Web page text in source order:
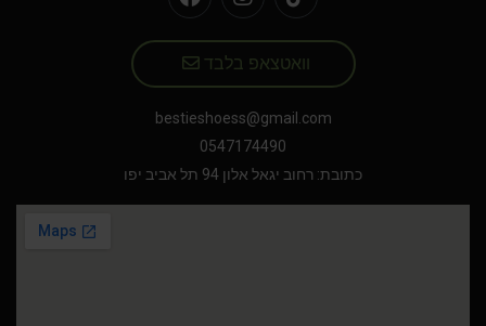
וואטצאפ בלבד
bestieshoess@gmail.com
0547174490
כתובת: רחוב יגאל אלון 94 תל אביב יפו